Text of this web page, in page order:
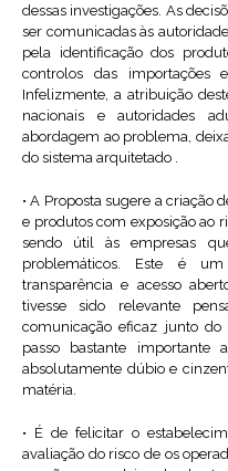
dessas investigações. As
ser comunicadas às
pela identificação dos
controlos das importações
Infelizmente, a atribuição
nacionais e autoridades
abordagem ao problema,
do sistema arquitetado .
• A Proposta sugere a criação
e produtos com exposição ao
sendo útil às empresas
problemáticos. Este é
transparência e acesso
tivesse sido relevante
comunicação eficaz junto
passo bastante importante
absolutamente dúbio e
matéria.
• É de felicitar o
avaliação do risco de os